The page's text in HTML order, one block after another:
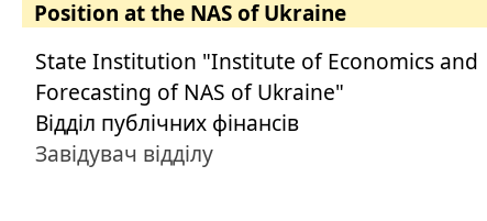
Position at the NAS of Ukraine
State Institution "Institute of Economics and
Forecasting of NAS of Ukraine"
Відділ публічних фінансів
Завідувач відділу